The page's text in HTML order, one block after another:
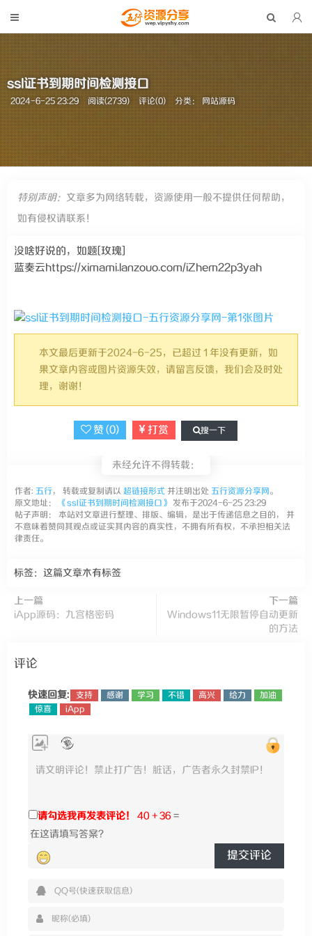
ssl证书到期时间检测接口
2024-6-25 23:29 阅读(2739) 评论(0) 分类：网站源码
特别声明： 文章多为网络转载，资源使用一般不提供任何帮助，
如有侵权请联系！
没啥好说的，如题[玫瑰]
蓝奏云https://ximami.lanzouo.com/iZhem22p3yah
本文最后更新于2024-6-25，已超过 1 年没有更新，如
果文章内容或图片资源失效，请留言反馈，我们会及时处
理，谢谢！
赞 (0) 打赏 搜一下
未经允许不得转载：
作者: 五行， 转载或复制请以 超链接形式 并注明出处 五行资源分享网。
原文地址：
《ssl证书到期时间检测接口》 发布于2024-6-25 23:29
帖子声明： 本站对文章进行整理、排版、编辑，是出于传递信息之目的， 并
不意味着赞同其观点或证实其内容的真实性，不拥有所有权，不承担相关法
律责任。
标签：这篇文章木有标签
上一篇
iApp源码：九宫格密码
下一篇
Windows11无限暂停自动更新
的方法
评论
快速回复: 支持 感谢 学习 不错 高兴 给力
加油
惊喜
iApp
请勾选我再发表评论！ 40 + 36 =
提交评论